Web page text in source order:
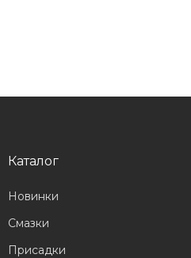
Каталог
Новинки
Смазки
Присадки